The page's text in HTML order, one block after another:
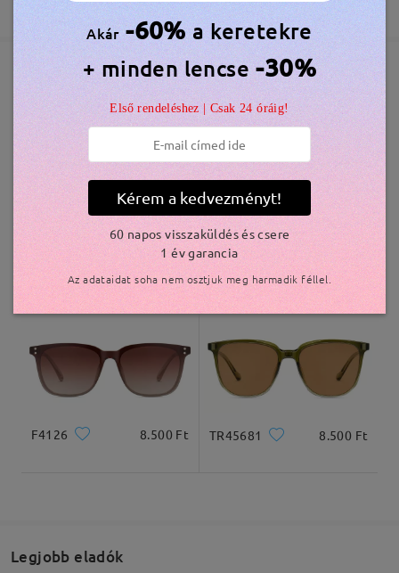
Olvassa el az összes
véleményt
Írjon egy véleményt
5-7 munkanap
részletek
Elküldve
szállítási idő
5-7 munkanap
részletek
Kiszállítva
Hasonló keretek
S0189 5.800 Ft M93552 6.800 Ft
F4126 8.500 Ft TR45681 8.500 Ft
Legjobb eladók
Akár -60% a keretekre
+ minden lencse -30%
Első rendeléshez | Csak 24 óráig!
Kérem a kedvezményt!
60 napos visszaküldés és csere
1 év garancia
Az adataidat soha nem osztjuk meg harmadik féllel.